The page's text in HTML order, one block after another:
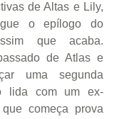
de Altas e Lily,
o epílogo do
que acaba.
de Atlas e
uma segunda
lida com um ex-
começa prova